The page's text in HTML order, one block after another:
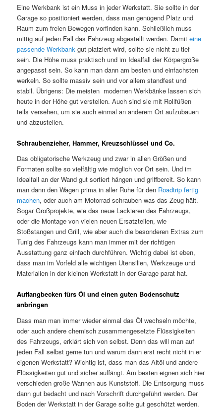
Eine Werkbank ist ein Muss in jeder Werkstatt. Sie sollte in der
Garage so positioniert werden, dass man genügend Platz und
Raum zum freien Bewegen vorfinden kann. Schließlich muss
mittig auf jeden Fall das Fahrzeug abgestellt werden. Damiteine
passende Werkbank gut platziert wird, sollte sie nicht zu tief
sein. Die Höhe muss praktisch und im Idealfall der Körpergröße
angepasst sein. So kann man dann am besten und einfachsten
werkeln. So sollte massiv sein und vor allem standfest und
stabil. Übrigens: Die meisten modernen Werkbänke lassen sich
heute in der Höhe gut verstellen. Auch sind sie mit Rollfüßen
teils versehen, um sie auch einmal an anderem Ort aufzubauen
und abzustellen.
Schraubenzieher, Hammer, Kreuzschlüssel und Co.
Das obligatorische Werkzeug und zwar in allen Größen und
Formaten sollte so vielfältig wie möglich vor Ort sein. Und im
Idealfall an der Wand gut sortiert hängen und griffbereit. So kann
man dann den Wagen prima in aller Ruhe für den Roadtrip fertig
machen, oder auch am Motorrad schrauben was das Zeug hält.
Sogar Großprojekte, wie das neue Lackieren des Fahrzeugs,
oder die Montage von vielen neuen Ersatzteilen, wie
Stoßstangen und Grill, wie aber auch die besonderen Extras zum
Tunig des Fahrzeugs kann man immer mit der richtigen
Ausstattung ganz einfach durchführen. Wichtig dabei ist eben,
dass man im Vorfeld alle wichtigen Utensilien, Werkzeuge und
Materialien in der kleinen Werkstatt in der Garage parat hat.
Auffangbecken fürs Öl und einen guten Bodenschutz
anbringen
Dass man man immer wieder einmal das Öl wechseln möchte,
oder auch andere chemisch zusammengesetzte Flüssigkeiten
des Fahrzeugs, erklärt sich von selbst. Denn das will man auf
jeden Fall selbst gerne tun und warum dann erst recht nicht in er
eigenen Werkstatt? Wichtig ist, dass man das Altöl und andere
Flüssigkeiten gut und sicher auffängt. Am besten eignen sich hier
verschieden große Wannen aus Kunststoff. Die Entsorgung muss
dann gut bedacht und nach Vorschrift durchgeführt werden. Der
Boden der Werkstatt in der Garage sollte gut geschützt werden.